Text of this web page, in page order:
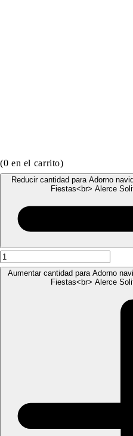
(0 en el carrito)
Reducir cantidad para Adorno
Fiestas<br> Alerce
Aumentar cantidad para Adorno
Fiestas<br> Alerce